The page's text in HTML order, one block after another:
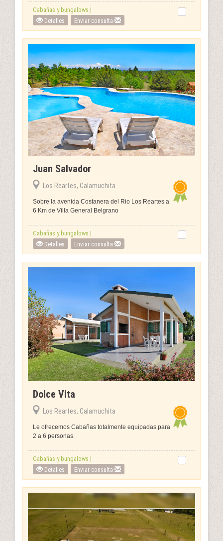
Cabañas y bungalows |
Detalles
Enviar consulta
Juan Salvador
Los Reartes, Calamuchita
Sobre la avenida Costanera del Rio Los Reartes a
6 Km de Villa General Belgrano
Cabañas y bungalows |
Detalles
Enviar consulta
Dolce Vita
Los Reartes, Calamuchita
Le ofrecemos Cabañas totalmente equipadas para
2 a 6 personas.
Cabañas y bungalows |
Detalles
Enviar consulta